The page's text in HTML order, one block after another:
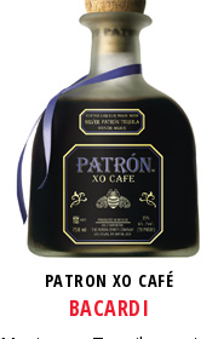
PATRON XO CAFÉ
BACARDI